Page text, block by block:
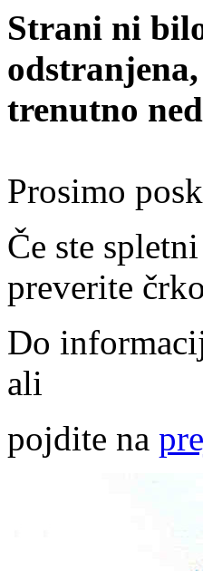
Strani ni
trenutno
Prosimo
Če ste
preverite
Do
ali
pojdite na